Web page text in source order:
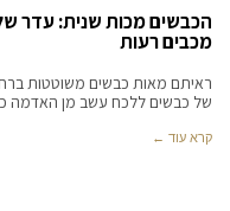
הכבשים מכות שנית: עדר
מכבים רעות
ראיתם מאות כבשים משוטטות
של כבשים ללכח עשב מן האדמה
קרא עוד ←